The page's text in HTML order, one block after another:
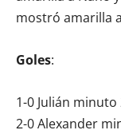
mostró amarilla
Goles:
1-0 Julián minuto
2-0 Alexander